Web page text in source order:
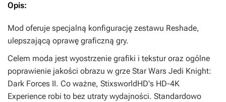
Opis:
Mod oferuje specjalną konfigurację zestawu Reshade,
ulepszającą oprawę graficzną gry.
Celem moda jest wyostrzenie grafiki i tekstur oraz ogólne
poprawienie jakości obrazu w grze Star Wars Jedi Knight:
Dark Forces II. Co ważne, StixsworldHD's HD-4K
Experience robi to bez utraty wydajności. Standardowo